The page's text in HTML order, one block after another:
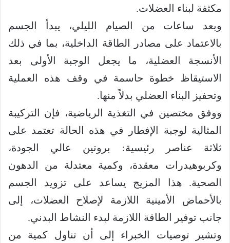
مكثفة لبناء العضلات.
وبعد ساعات من الصيام الليلي، يبدأ الجسم
بالاعتماد على مصادر الطاقة الداخلية، بما في ذلك
الأنسجة العضلية، ما يجعل الوجبة الأولى بعد
الاستيقاظ خطوة حاسمة في وقف هذه العملية
وتحفيز البناء العضلي بدلاً منها.
ووفق مختصين في التغذية الرياضية، فإن التركيبة
المثالية لوجبة الإفطار في هذه الحالة تعتمد على
ثلاثة عناصر رئيسية: بروتين عالي الجودة،
وكربوهيدرات معقدة، وكمية معتدلة من الدهون
الصحية. هذا المزيج يساعد على تزويد الجسم
بالأحماض الأمينية اللازمة لإصلاح العضلات، إلى
جانب توفير الطاقة اللازمة لبدء النشاط البدني.
وتشير توصيات الخبراء إلى أن تناول كمية من